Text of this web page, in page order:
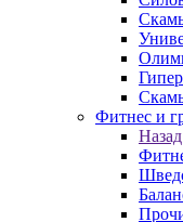
Фитнес и
Назад